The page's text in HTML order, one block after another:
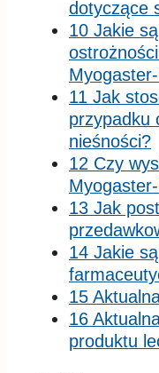
dotyczące
10 Jakie
11 Jak
przypadku
nieśności?
12 Czy
13 Jak
14 Jakie
15
16
produktu